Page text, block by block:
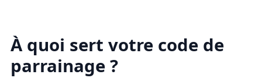
À quoi sert votre code de
parrainage ?